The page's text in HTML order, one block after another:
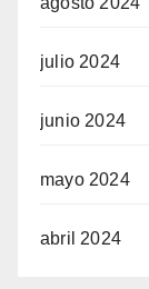
julio 2024
junio 2024
mayo 2024
abril 2024